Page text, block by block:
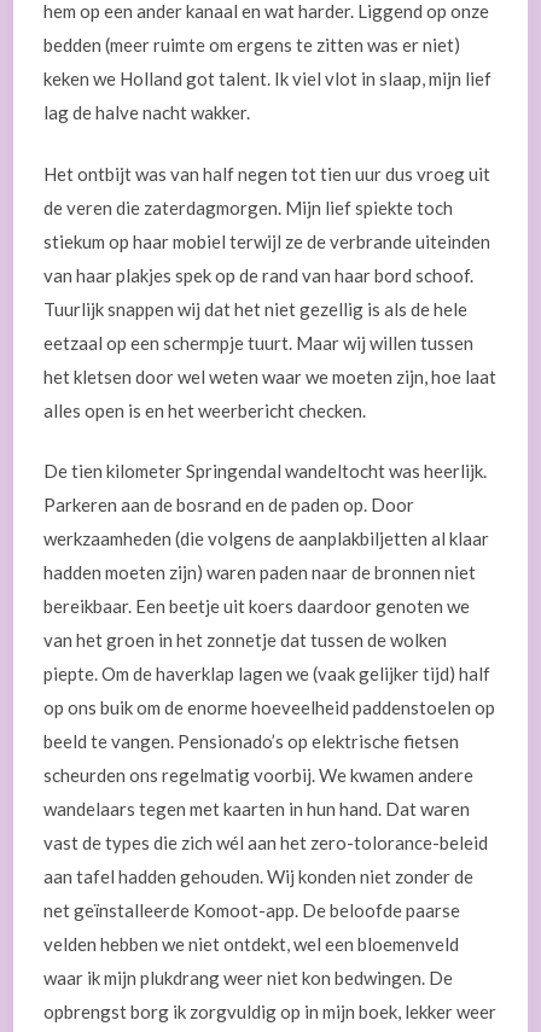
hem op een ander kanaal en wat harder. Liggend op onze
bedden (meer ruimte om ergens te zitten was er niet)
keken we Holland got talent. Ik viel vlot in slaap, mijn lief
lag de halve nacht wakker.
Het ontbijt was van half negen tot tien uur dus vroeg uit
de veren die zaterdagmorgen. Mijn lief spiekte toch
stiekum op haar mobiel terwijl ze de verbrande uiteinden
van haar plakjes spek op de rand van haar bord schoof.
Tuurlijk snappen wij dat het niet gezellig is als de hele
eetzaal op een schermpje tuurt. Maar wij willen tussen
het kletsen door wel weten waar we moeten zijn, hoe laat
alles open is en het weerbericht checken.
De tien kilometer Springendal wandeltocht was heerlijk.
Parkeren aan de bosrand en de paden op. Door
werkzaamheden (die volgens de aanplakbiljetten al klaar
hadden moeten zijn) waren paden naar de bronnen niet
bereikbaar. Een beetje uit koers daardoor genoten we
van het groen in het zonnetje dat tussen de wolken
piepte. Om de haverklap lagen we (vaak gelijker tijd) half
op ons buik om de enorme hoeveelheid paddenstoelen op
beeld te vangen. Pensionado’s op elektrische fietsen
scheurden ons regelmatig voorbij. We kwamen andere
wandelaars tegen met kaarten in hun hand. Dat waren
vast de types die zich wél aan het zero-tolorance-beleid
aan tafel hadden gehouden. Wij konden niet zonder de
net geïnstalleerde Komoot-app. De beloofde paarse
velden hebben we niet ontdekt, wel een bloemenveld
waar ik mijn plukdrang weer niet kon bedwingen. De
opbrengst borg ik zorgvuldig op in mijn boek, lekker weer